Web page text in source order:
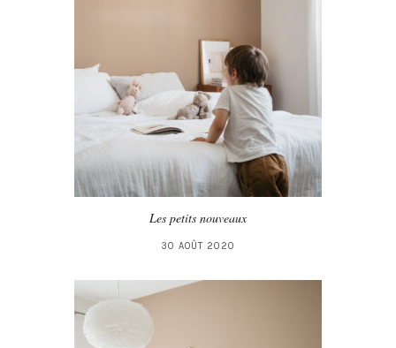
Les petits nouveaux
30 AOÛT 2020